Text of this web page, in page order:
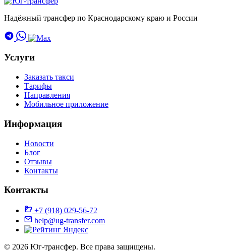
Надёжный трансфер по Краснодарскому краю и России
Услуги
Заказать такси
Тарифы
Направления
Мобильное приложение
Информация
Новости
Блог
Отзывы
Контакты
Контакты
+7 (918) 029-56-72
help@ug-transfer.com
© 2026 Юг-трансфер. Все права защищены.